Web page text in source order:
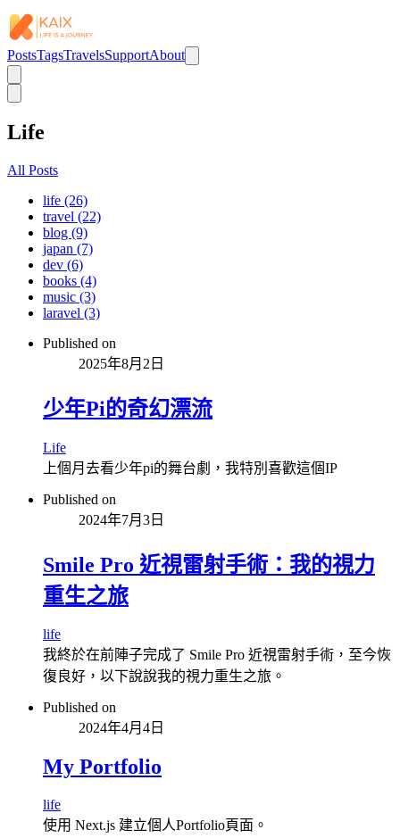
PostsTagsTravelsSupportAbout
Life
All Posts
life (26)
travel (22)
blog (9)
japan (7)
dev (6)
books (4)
music (3)
laravel (3)
Published on
2025年8月2日
少年Pi的奇幻漂流
Life
上個月去看少年pi的舞台劇，我特別喜歡這個IP
Published on
2024年7月3日
Smile Pro 近視雷射手術：我的視力
重生之旅
life
我終於在前陣子完成了 Smile Pro 近視雷射手術，至今恢
復良好，以下說說我的視力重生之旅。
Published on
2024年4月4日
My Portfolio
life
使用 Next.js 建立個人Portfolio頁面。